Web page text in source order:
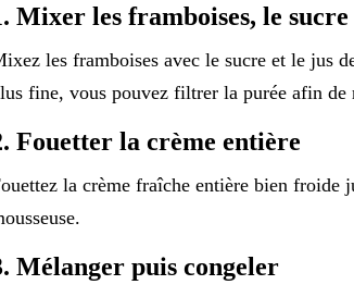
Mixer les framboises, le
les framboises avec le sucre et le jus
fine, vous pouvez filtrer la purée afin de
Fouetter la crème entière
la crème fraîche entière bien froide
Mélanger puis congeler